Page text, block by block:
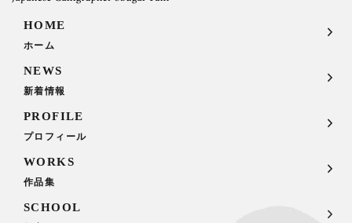
HOME
ホーム
NEWS
新着情報
PROFILE
プロフィール
WORKS
作品集
SCHOOL